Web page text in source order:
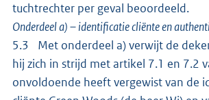
tuchtrechter per geval beoordeeld.
Onderdeel a) – identificatie cliënte en
5.3 Met onderdeel a) verwijt de
hij zich in strijd met artikel 7.1 en 7.2
onvoldoende heeft vergewist van de